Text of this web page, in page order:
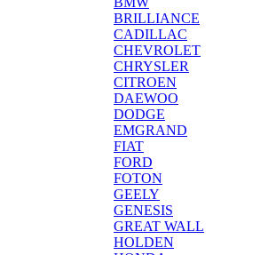
BRILLIANCE
CADILLAC
CHEVROLET
CHRYSLER
CITROEN
DAEWOO
DODGE
EMGRAND
FIAT
FORD
FOTON
GEELY
GENESIS
GREAT WALL
HOLDEN